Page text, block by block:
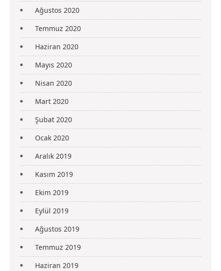
Ağustos 2020
Temmuz 2020
Haziran 2020
Mayıs 2020
Nisan 2020
Mart 2020
Şubat 2020
Ocak 2020
Aralık 2019
Kasım 2019
Ekim 2019
Eylül 2019
Ağustos 2019
Temmuz 2019
Haziran 2019